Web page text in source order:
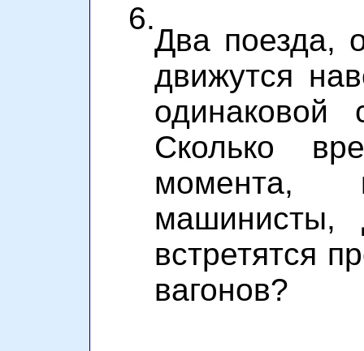
6.
Два поезда,
движутся
одинаковой
Сколько
момента,
машинисты,
встретятся
вагонов?